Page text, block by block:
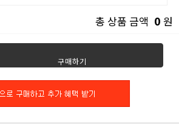
총 상품 금액 0 원
구매하기